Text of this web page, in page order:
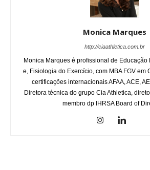
Monica Marques
http://ciaathletica.com.br
Monica Marques é profissional de
e, Fisiologia do Exercício, com MBA FGV em
certificações internacionais AFAA, ACE,
Diretora técnica do grupo Cia Athletica,
membro dp IHRSA Board of